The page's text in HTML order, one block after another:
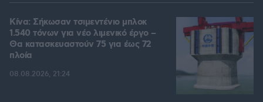
Κίνα: Σήκωσαν τσιμεντένιο μπλοκ
1.540 τόνων για νέο λιμενικό έργο –
Θα κατασκευαστούν 75 για έως 72
πλοία
08.08.2026, 21:24